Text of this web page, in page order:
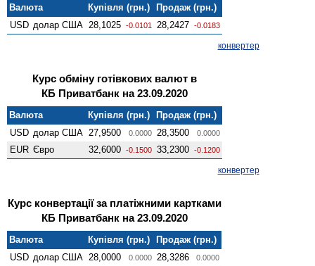
Валюта Купівля (грн.)
Продаж (грн.)
USD долар США 28,1025 -0.0101 28,2427 -0.0183
конвертер
Курс обміну готівкових валют в
КБ Приватбанк на 23.09.2020
Валюта Купівля (грн.)
Продаж (грн.)
USD долар США 27,9500 0.0000 28,3500 0.0000
EUR Євро 32,6000 -0.1500 33,2300 -0.1200
конвертер
Курс конвертації за платіжними картками
КБ Приватбанк на 23.09.2020
Валюта Купівля (грн.)
Продаж (грн.)
USD долар США 28,0000 0.0000 28,3286 0.0000